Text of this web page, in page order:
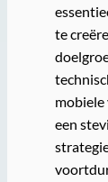
te
een